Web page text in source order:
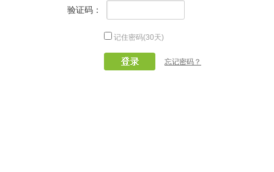
验证码：
记住密码(30天)
忘记密码？